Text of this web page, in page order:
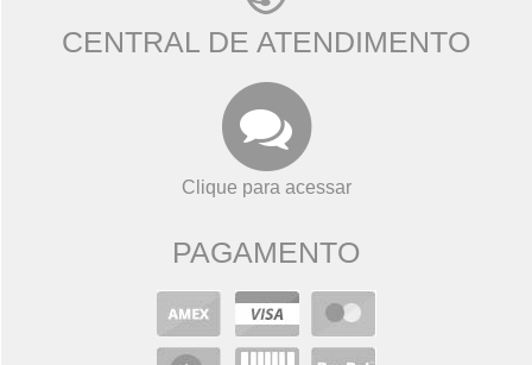
CENTRAL DE ATENDIMENTO
Clique para acessar
PAGAMENTO